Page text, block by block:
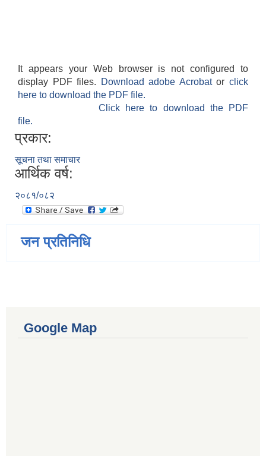
It appears your Web browser is not configured to
display PDF files.
Download adobe Acrobatorclick
here to download the PDF file.
Click here to download the PDF
file.
प्रकार:
सूचना तथा समाचार
आर्थिक वर्ष:
२०८१/०८२
जन प्रतिनिधि
Google Map